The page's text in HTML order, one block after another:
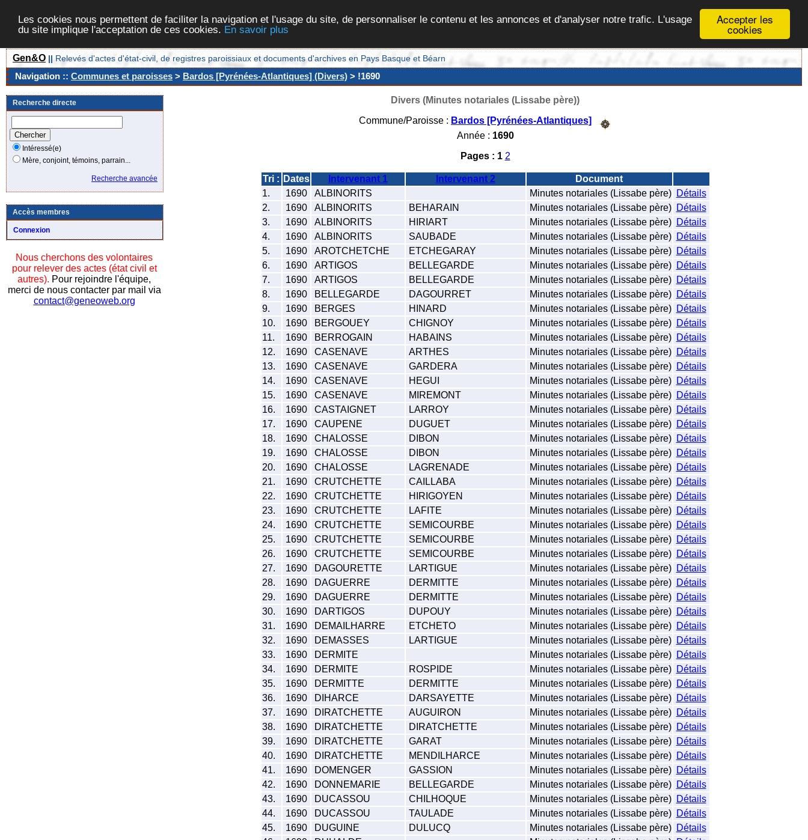
Accepter les
cookies
Les cookies nous permettent de faciliter la navigation et l'usage du site, de personnaliser le contenu et les annonces et d'analyser notre trafic. L'usage
du site implique l'acceptation de ces cookies. En savoir plus
Gen&O || Relevés d'actes d'état-civil, de registres paroissiaux et documents d'archives en Pays Basque et Béarn
Navigation :: Communes et paroisses > Bardos [Pyrénées-Atlantiques] (Divers) > !1690
Recherche directe
Intéressé(e)
Mère, conjoint, témoins, parrain...
Recherche avancée
Accès membres
Connexion
Nous cherchons des volontaires
pour relever des actes (état civil et
autres). Pour rejoindre l'équipe,
merci de nous contacter par mail via
contact@geneoweb.org
Divers (Minutes notariales (Lissabe père))
Commune/Paroisse : Bardos [Pyrénées-Atlantiques]
Année : 1690
Pages : 1 2
Tri : Dates Intervenant 1 Intervenant 2
Document
1.
1690 ALBINORITS Minutes notariales (Lissabe père)
Détails
2.
1690 ALBINORITS BEHARAIN Minutes notariales (Lissabe père)
Détails
3.
1690 ALBINORITS HIRIART Minutes notariales (Lissabe père)
Détails
4.
1690 ALBINORITS SAUBADE Minutes notariales (Lissabe père)
Détails
5.
1690 AROTCHETCHE ETCHEGARAY Minutes notariales (Lissabe père)
Détails
6.
1690 ARTIGOS BELLEGARDE Minutes notariales (Lissabe père)
Détails
7.
1690 ARTIGOS BELLEGARDE Minutes notariales (Lissabe père)
Détails
8.
1690 BELLEGARDE DAGOURRET Minutes notariales (Lissabe père)
Détails
9.
1690 BERGES HINARD Minutes notariales (Lissabe père)
Détails
10.
1690 BERGOUEY CHIGNOY Minutes notariales (Lissabe père)
Détails
11.
1690 BERROGAIN HABAINS Minutes notariales (Lissabe père)
Détails
12.
1690 CASENAVE ARTHES Minutes notariales (Lissabe père)
Détails
13.
1690 CASENAVE GARDERA Minutes notariales (Lissabe père)
Détails
14.
1690 CASENAVE HEGUI Minutes notariales (Lissabe père)
Détails
15.
1690 CASENAVE MIREMONT Minutes notariales (Lissabe père)
Détails
16.
1690 CASTAIGNET LARROY Minutes notariales (Lissabe père)
Détails
17.
1690 CAUPENE DUGUET Minutes notariales (Lissabe père)
Détails
18.
1690 CHALOSSE DIBON Minutes notariales (Lissabe père)
Détails
19.
1690 CHALOSSE DIBON Minutes notariales (Lissabe père)
Détails
20.
1690 CHALOSSE LAGRENADE Minutes notariales (Lissabe père)
Détails
21.
1690 CRUTCHETTE CAILLABA Minutes notariales (Lissabe père)
Détails
22.
1690 CRUTCHETTE HIRIGOYEN Minutes notariales (Lissabe père)
Détails
23.
1690 CRUTCHETTE LAFITE Minutes notariales (Lissabe père)
Détails
24.
1690 CRUTCHETTE SEMICOURBE Minutes notariales (Lissabe père)
Détails
25.
1690 CRUTCHETTE SEMICOURBE Minutes notariales (Lissabe père)
Détails
26.
1690 CRUTCHETTE SEMICOURBE Minutes notariales (Lissabe père)
Détails
27.
1690 DAGOURETTE LARTIGUE Minutes notariales (Lissabe père)
Détails
28.
1690 DAGUERRE DERMITTE Minutes notariales (Lissabe père)
Détails
29.
1690 DAGUERRE DERMITTE Minutes notariales (Lissabe père)
Détails
30.
1690 DARTIGOS DUPOUY Minutes notariales (Lissabe père)
Détails
31.
1690 DEMAILHARRE ETCHETO Minutes notariales (Lissabe père)
Détails
32.
1690 DEMASSES LARTIGUE Minutes notariales (Lissabe père)
Détails
33.
1690 DERMITE Minutes notariales (Lissabe père)
Détails
34.
1690 DERMITE ROSPIDE Minutes notariales (Lissabe père)
Détails
35.
1690 DERMITTE DERMITTE Minutes notariales (Lissabe père)
Détails
36.
1690 DIHARCE DARSAYETTE Minutes notariales (Lissabe père)
Détails
37.
1690 DIRATCHETTE AUGUIRON Minutes notariales (Lissabe père)
Détails
38.
1690 DIRATCHETTE DIRATCHETTE Minutes notariales (Lissabe père)
Détails
39.
1690 DIRATCHETTE GARAT Minutes notariales (Lissabe père)
Détails
40.
1690 DIRATCHETTE MENDILHARCE Minutes notariales (Lissabe père)
Détails
41.
1690 DOMENGER GASSION Minutes notariales (Lissabe père)
Détails
42.
1690 DONNEMARIE BELLEGARDE Minutes notariales (Lissabe père)
Détails
43.
1690 DUCASSOU CHILHOQUE Minutes notariales (Lissabe père)
Détails
44.
1690 DUCASSOU TAULADE Minutes notariales (Lissabe père)
Détails
45.
1690 DUGUINE DULUCQ Minutes notariales (Lissabe père)
Détails